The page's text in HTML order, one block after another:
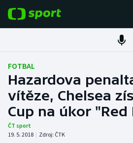
Fotbal
Hokej
Tenis
Atletika
FOTBAL
Hazardova
vítěze, Chelsea
Cup na úkor "Red
ČT sport
19. 5. 2018 | Zdroj: ČTK